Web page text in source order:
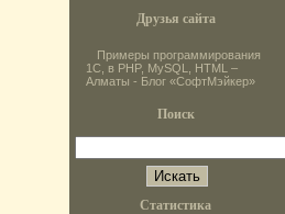
Друзья сайта
Примеры программирования
1С, в PHP, MySQL, HTML –
Алматы - Блог «СофтМэйкер»
Поиск
Статистика